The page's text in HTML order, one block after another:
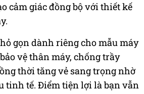
cảm giác đồng bộ với thiết kế
gọn dành riêng cho mẫu máy
vệ thân máy, chống trầy
thời tăng vẻ sang trọng nhờ
tinh tế. Điểm tiện lợi là bạn vẫn